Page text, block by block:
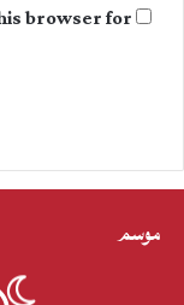
browser for
موسم